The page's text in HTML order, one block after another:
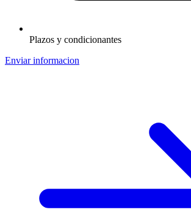
Plazos y condicionantes
Enviar informacion